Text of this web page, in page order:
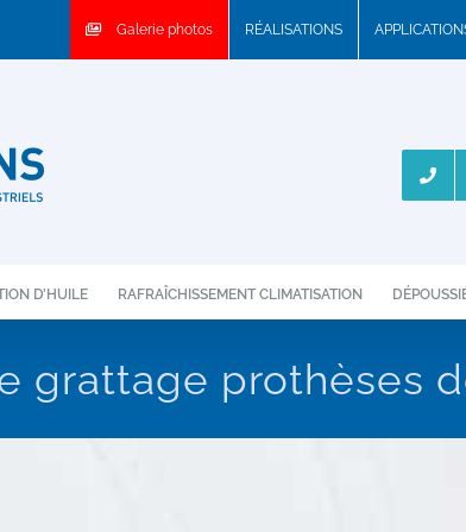
Galerie photos RÉALISATIONS
D’HUILE RAFRAÎCHISSEMENT CLIMATISATION
grattage prothèses